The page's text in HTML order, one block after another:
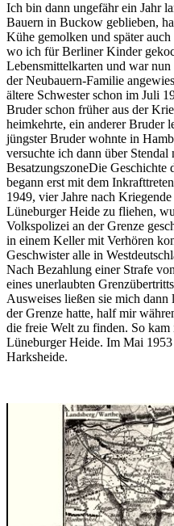
Ich bin dann ungefähr ein Jahr
Bauern in Buckow geblieben,
Kühe gemolken und später
wo ich für Berliner Kinder
Lebensmittelkarten und war
der Neubauern-Familie
ältere Schwester schon im Juli
Bruder schon früher aus der
heimkehrte, ein anderer Bruder
jüngster Bruder wohnte in
versuchte ich dann über Stendal
BesatzungszoneDie Geschichte
begann erst mit dem
1949, vier Jahre nach Kriegende
Lüneburger Heide zu fliehen,
Volkspolizei an der Grenze
in einem Keller mit Verhören
Geschwister alle in
Nach Bezahlung einer Strafe
eines unerlaubten
Ausweises ließen sie mich
der Grenze hatte, half mir
die freie Welt zu finden. So
Lüneburger Heide. Im Mai
Harksheide.